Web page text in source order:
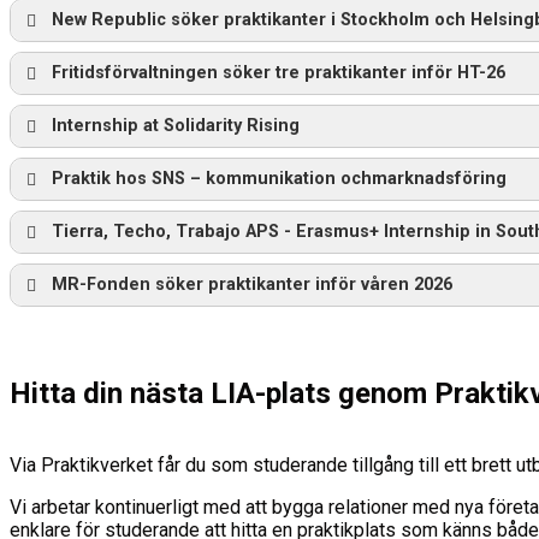
New Republic söker praktikanter i Stockholm och
Fritidsförvaltningen söker tre praktikanter inför HT-26
Internship at Solidarity Rising
Praktik hos SNS – kommunikation ochmarknadsföring
Tierra, Techo, Trabajo APS - Erasmus+ Internship in
MR-Fonden söker praktikanter inför våren 2026
Hitta din nästa LIA-plats genom
Via Praktikverket får du som studerande tillgång till ett brett
Vi arbetar kontinuerligt med att bygga relationer med nya
enklare för studerande att hitta en praktikplats som känns